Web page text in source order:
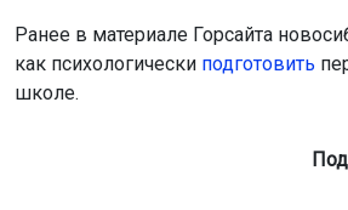
Ранее в материале Горсайта
как психологически подготовить
школе.